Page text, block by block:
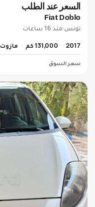
السعر عند الطلب
Fiat Doblo
تونس·منذ 16 ساعات
2017
131,000 كم مازوت
سعر السوق